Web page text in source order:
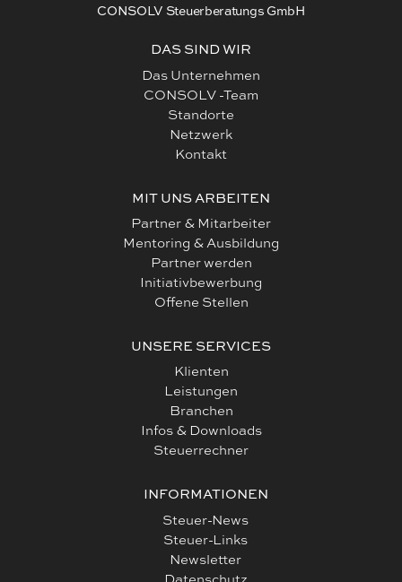
CONSOLV Steuerberatungs GmbH
DAS SIND WIR
Das Unternehmen
CONSOLV -Team
Standorte
Netzwerk
Kontakt
MIT UNS ARBEITEN
Partner & Mitarbeiter
Mentoring & Ausbildung
Partner werden
Initiativbewerbung
Offene Stellen
UNSERE SERVICES
Klienten
Leistungen
Branchen
Infos & Downloads
Steuerrechner
INFORMATIONEN
Steuer-News
Steuer-Links
Newsletter